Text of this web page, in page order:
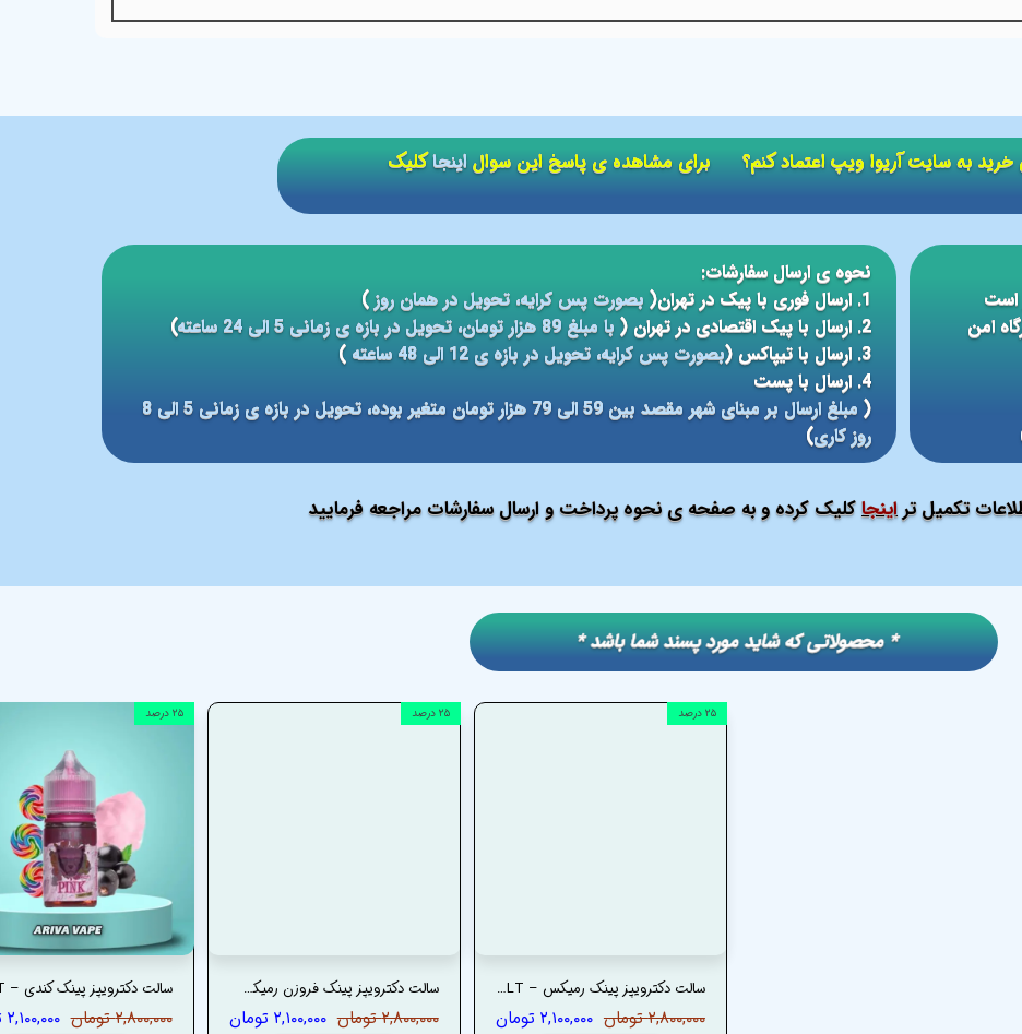
تکمیل تراینجاکلیک کرده و به صفحه ی نحوه پرداخت و ارسال سفارشات مراجعه فرمایید
امن
نحوه ی ارسال سفارشات:
1. ارسال فوری با پیک در تهران(
بصورت پس کرایه، تحویل در همان روز)
2. ارسال با پیک اقتصادی در تهران (
با مبلغ 89 هزار تومان، تحویل در بازه ی زمانی 5 الی 24 ساعته
)
3. ارسال با تیپاکس (
بصورت پس کرایه، تحویل در بازه ی 12 الی 48 ساعته
)
4. ارسال با پست
(
مبلغ ارسال بر مبنای شهر مقصد بین 59 الی 79 هزار تومان متغیر بوده، تحویل در بازه ی زمانی 5 الی 8
روز کاری)
خرید به سایت آریوا ویپ اعتماد کنم؟ برای مشاهده ی پاسخ این سوالاینجاکلیک
۲,۸۰۰,۰۰۰ تومان ۲,۱۰۰,۰۰۰ تومان
۲۵ درصد
سالت دکترویپز پینک فروزن رمیکس – DRVAPES PINK FROZEN REMIX SALT
۲,۸۰۰,۰۰۰ تومان ۲,۱۰۰,۰۰۰ تومان
۲۵ درصد
سالت دکترویپز پینک رمیکس – DRVAPES PINK REMIX SALT
۲,۸۰۰,۰۰۰ تومان ۲,۱۰۰,۰۰۰ تومان
۲۵ درصد
​​* محصولاتی که شاید مورد پسند شما باشد *